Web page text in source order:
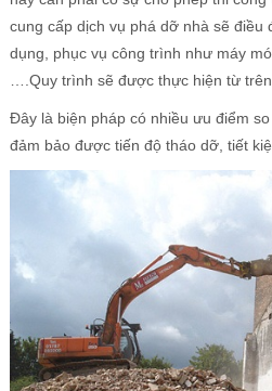
cung cấp dịch vụ phá dỡ nhà sẽ điều
dụng, phục vụ công trình như máy
….Quy trình sẽ được thực hiện từ
Đây là biện pháp có nhiều ưu điểm
đảm bảo được tiến độ tháo dỡ, tiết